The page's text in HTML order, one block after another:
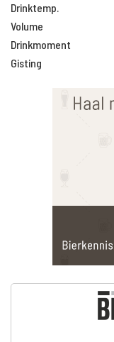
Drinktemp.
Volume
Drinkmoment
Gisting